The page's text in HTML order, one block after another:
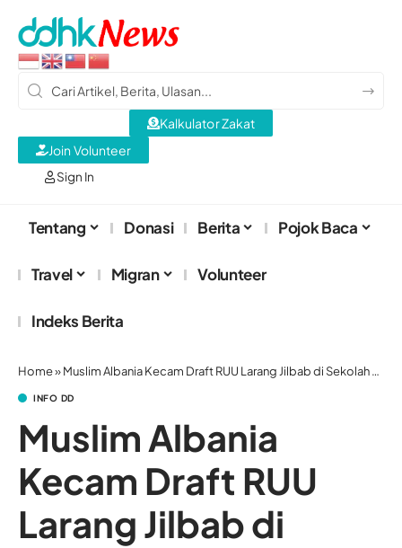
Sign In
Kalkulator Zakat
Join Volunteer
Tentang Donasi Berita Pojok Baca
Travel Migran Volunteer
Indeks Berita
Home»Muslim Albania Kecam Draft RUU Larang Jilbab di Sekolah Negeri
INFO DD
Muslim Albania
Kecam Draft RUU
Larang Jilbab di